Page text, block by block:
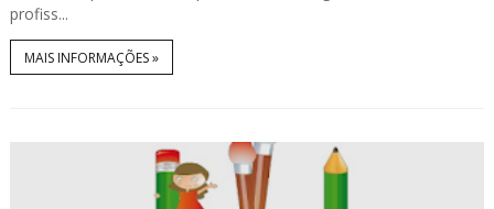
profiss...
MAIS INFORMAÇÕES »